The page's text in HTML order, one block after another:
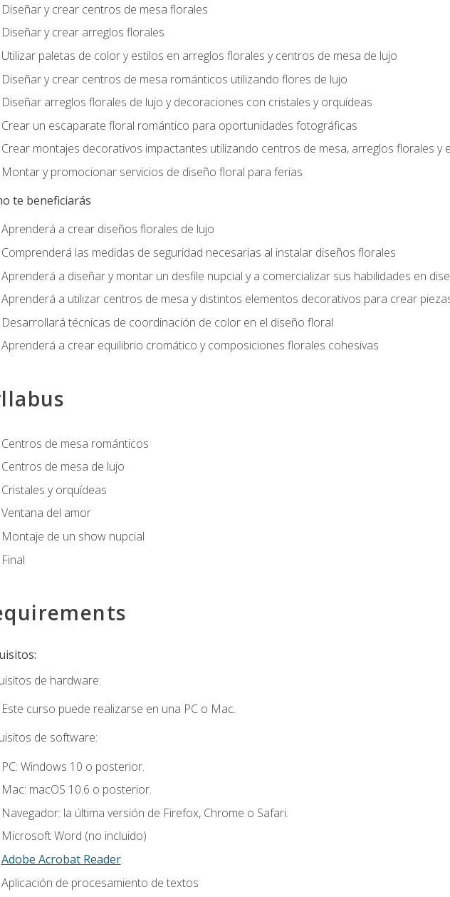
Diseñar y crear centros de mesa florales
Diseñar y crear arreglos florales
Utilizar paletas de color y estilos en arreglos florales y centros de mesa de lujo
Diseñar y crear centros de mesa románticos utilizando flores de lujo
Diseñar arreglos florales de lujo y decoraciones con cristales y orquídeas
Crear un escaparate floral romántico para oportunidades fotográficas
Crear montajes decorativos impactantes utilizando centros de mesa, arreglos florales y
Montar y promocionar servicios de diseño floral para ferias
te beneficiarás
Aprenderá a crear diseños florales de lujo
Comprenderá las medidas de seguridad necesarias al instalar diseños florales
Aprenderá a diseñar y montar un desfile nupcial y a comercializar sus habilidades en
Aprenderá a utilizar centros de mesa y distintos elementos decorativos para crear
Desarrollará técnicas de coordinación de color en el diseño floral
Aprenderá a crear equilibrio cromático y composiciones florales cohesivas
Centros de mesa románticos
Centros de mesa de lujo
Cristales y orquídeas
Ventana del amor
Montaje de un show nupcial
Final
de hardware:
Este curso puede realizarse en una PC o Mac.
de software:
PC: Windows 10 o posterior.
Mac: macOS 10.6 o posterior.
Navegador: la última versión de Firefox, Chrome o Safari.
Microsoft Word (no incluido)
Adobe Acrobat Reader.
Aplicación de procesamiento de textos